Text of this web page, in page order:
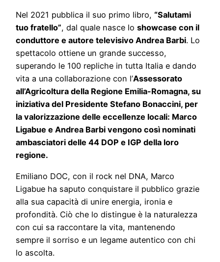
Nel 2021 pubblica il suo primo libro, “Salutami
tuo fratello”, dal quale nasce lo showcase con il
conduttore e autore televisivo Andrea Barbi. Lo
spettacolo ottiene un grande successo,
superando le 100 repliche in tutta Italia e dando
vita a una collaborazione con l’Assessorato
all’Agricoltura della Regione Emilia-Romagna, su
iniziativa del Presidente Stefano Bonaccini, per
la valorizzazione delle eccellenze locali: Marco
Ligabue e Andrea Barbi vengono così nominati
ambasciatori delle 44 DOP e IGP della loro
regione.
Emiliano DOC, con il rock nel DNA, Marco
Ligabue ha saputo conquistare il pubblico grazie
alla sua capacità di unire energia, ironia e
profondità. Ciò che lo distingue è la naturalezza
con cui sa raccontare la vita, mantenendo
sempre il sorriso e un legame autentico con chi
lo ascolta.